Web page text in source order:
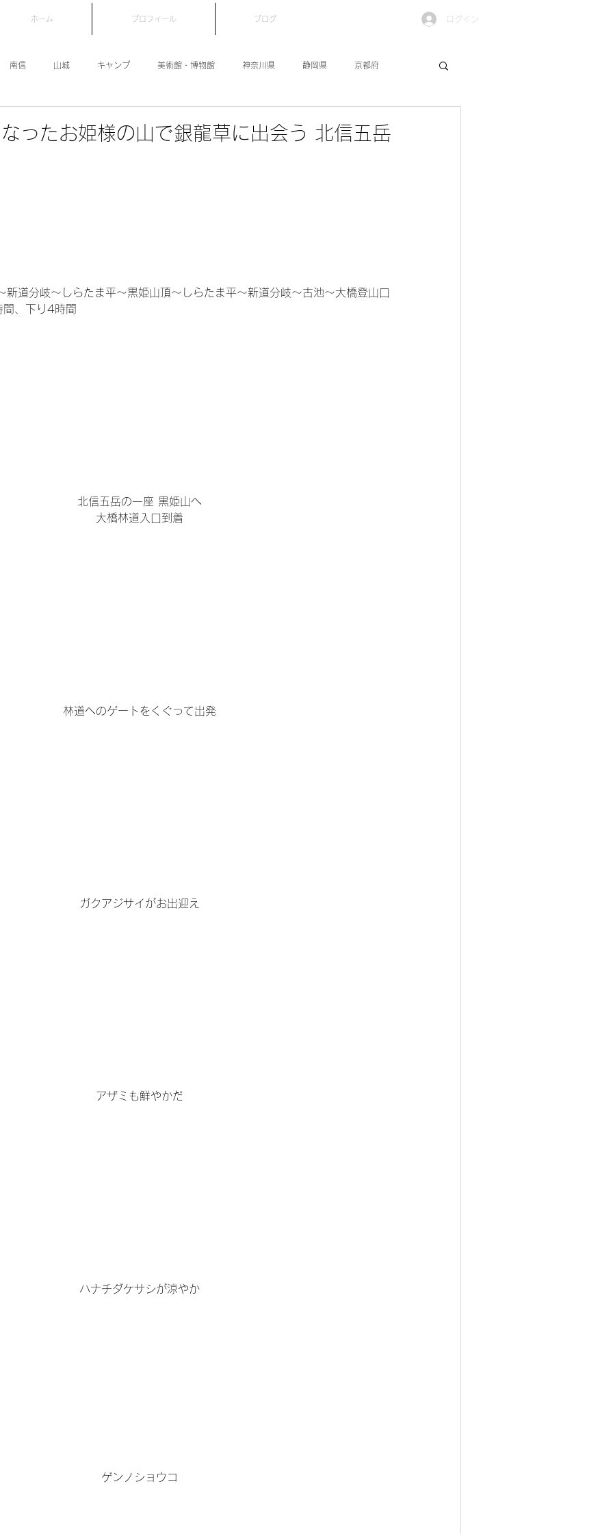
ホーム プロフィール ブログ ログイン
南信 山城 キャンプ 美術館・博物館 神奈川県 静岡県 京都府
ったお姫様の山で銀龍草に出会う 北信五岳
新道分岐～しらたま平～黒姫山頂～しらたま平～新道分岐～古池～大橋登山口
間、下り4時間
北信五岳の一座 黒姫山へ
大橋林道入口到着
林道へのゲートをくぐって出発
ガクアジサイがお出迎え
アザミも鮮やかだ
ハナチダケサシが涼やか
ゲンノショウコ